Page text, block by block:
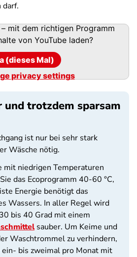
darf.
mit dem richtigen Programm
von YouTube laden?
(dieses Mal)
privacy settings
und trotzdem sparsam
ist nur bei sehr stark
Wäsche nötig.
mit niedrigen Temperaturen
das Ecoprogramm 40-60 °C,
Energie benötigt das
Wassers. In aller Regel wird
bis 40 Grad mit einem
sauber. Um Keime und
Waschtrommel zu verhindern,
ein- bis zweimal pro Monat mit